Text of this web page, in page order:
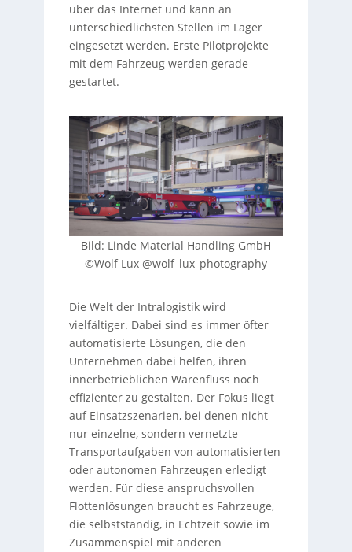
über das Internet und kann an
unterschiedlichsten Stellen im Lager
eingesetzt werden. Erste Pilotprojekte
mit dem Fahrzeug werden gerade
gestartet.
Bild: Linde Material Handling GmbH
©Wolf Lux @wolf_lux_photography
Die Welt der Intralogistik wird
vielfältiger. Dabei sind es immer öfter
automatisierte Lösungen, die den
Unternehmen dabei helfen, ihren
innerbetrieblichen Warenfluss noch
effizienter zu gestalten. Der Fokus liegt
auf Einsatzszenarien, bei denen nicht
nur einzelne, sondern vernetzte
Transportaufgaben von automatisierten
oder autonomen Fahrzeugen erledigt
werden. Für diese anspruchsvollen
Flottenlösungen braucht es Fahrzeuge,
die selbstständig, in Echtzeit sowie im
Zusammenspiel mit anderen